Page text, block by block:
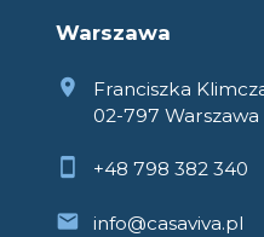
Warszawa
Franciszka
02-797 Warszawa
+48 798 382 340
info@casaviva.pl